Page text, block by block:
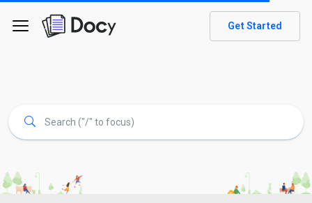
Get Started